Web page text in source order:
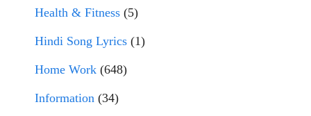
Health & Fitness (5)
Hindi Song Lyrics (1)
Home Work (648)
Information (34)